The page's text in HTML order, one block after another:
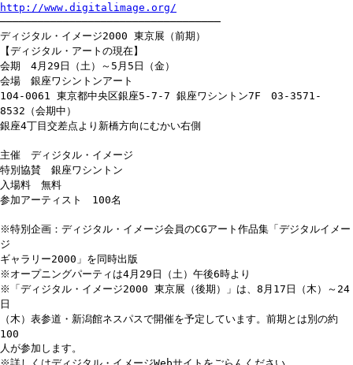
http://www.digitalimage.org/
───────────────────────────────────
ディジタル・イメージ2000 東京展（前期）
【ディジタル・アートの現在】
会期 4月29日（土）～5月5日（金）
会場 銀座ワシントンアート
104-0061 東京都中央区銀座5-7-7 銀座ワシントン7F 03-3571-
8532（会期中）
銀座4丁目交差点より新橋方向にむかい右側
主催 ディジタル・イメージ
特別協賛 銀座ワシントン
入場料 無料
参加アーティスト 100名
※特別企画：ディジタル・イメージ会員のCGアート作品集「デジタルイメー
ジ
ギャラリー2000」を同時出版
※オープニングパーティは4月29日（土）午後6時より
※「ディジタル・イメージ2000 東京展（後期）」は、8月17日（木）～24
日
（木）表参道・新潟館ネスパスで開催を予定しています。前期とは別の約
100
人が参加します。